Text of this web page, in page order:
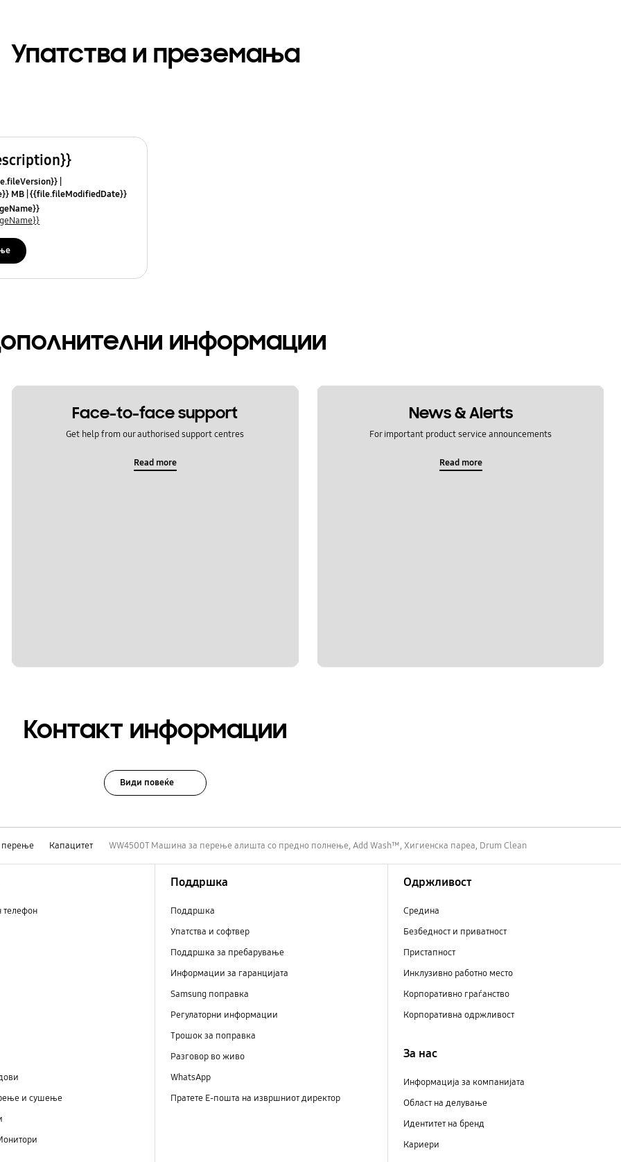
Упатства и преземања
MB {{file.fileModifiedDate}}
информации
Face-to-face support
Get help from our authorised support centres
Read more
News & Alerts
For important product service announcements
Read more
Контакт информации
Види повеќе
Капацитет WW4500T Машина за перење алишта со предно полнење, Add Wash™, Хигиенска пареа, Drum Clean
телефон
и сушење
Поддршка
Поддршка
Упатства и софтвер
Поддршка за пребарување
Информации за гаранцијата
Samsung поправка
Регулаторни информации
Трошок за поправка
Разговор во живо
WhatsApp
Пратете Е-пошта на извршниот директор
Одржливост
Средина
Безбедност и приватност
Пристапност
Инклузивно работно место
Корпоративно граѓанство
Корпоративна одржливост
За нас
Информација за компанијата
Област на делување
Идентитет на бренд
Кариери